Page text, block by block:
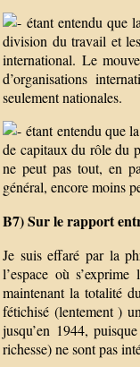
étant entendu que
division du travail et
international. Le
d’organisations
seulement nationales.
étant entendu que
de capitaux du rôle du
ne peut pas tout, en
général, encore moins
B7) Sur le rapport
Je suis effaré par la
l’espace où
maintenant la totalité
fétichisé (lentement )
jusqu’en 1944,
richesse) ne sont pas